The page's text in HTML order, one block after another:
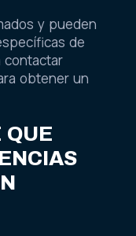
y pueden
de
contactar
obtener un
QUE